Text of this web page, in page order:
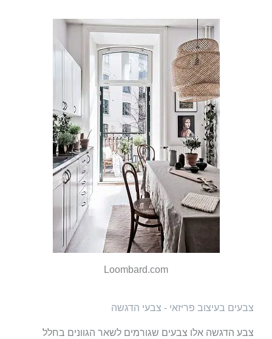
Loombard.com
צבעים בעיצוב פריזאי - צבעי הדגשה
צבע הדגשה אלו צבעים שגורמים לשאר הגוונים בחלל